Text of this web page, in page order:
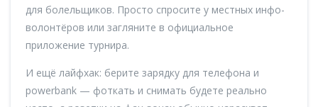
для болельщиков. Просто спросите у местных инфо-
волонтёров или загляните в официальное
приложение турнира.
И ещё лайфхак: берите зарядку для телефона и
powerbank — фоткать и снимать будете реально